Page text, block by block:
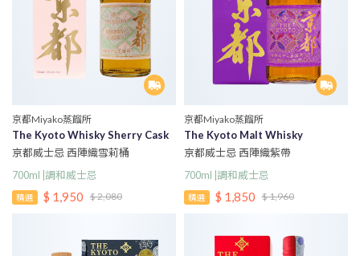
京都Miyako蒸餾所
The Kyoto Whisky Sherry Cask
京都威士忌 西陣織雪莉桶
700ml |調和威士忌
精選 $ 1,950 $ 2,080
京都Miyako蒸餾所
The Kyoto Malt Whisky
京都威士忌 西陣織紫帶
700ml |調和威士忌
精選 $ 1,850 $ 1,960